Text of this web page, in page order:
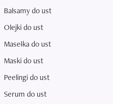
Balsamy do ust
Olejki do ust
Masełka do ust
Maski do ust
Peelingi do ust
Serum do ust